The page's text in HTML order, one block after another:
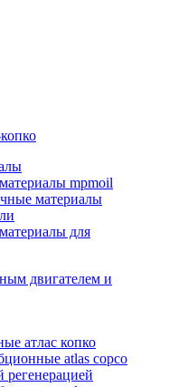
mpmoil
материалы
для
двигателем и
атлас копко
atlas copco
регенерацией